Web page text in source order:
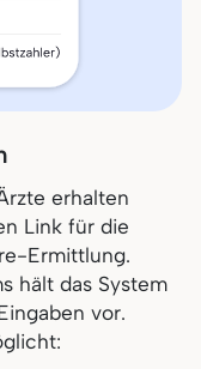
erhalten
Link für die
Ermittlung.
hält das System
vor.